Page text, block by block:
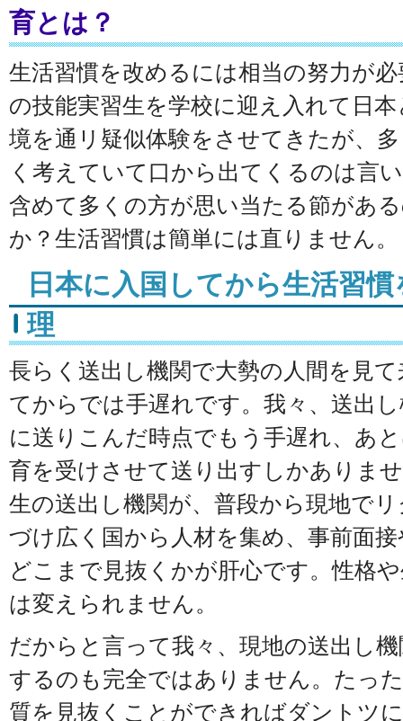
育とは？
生活習慣を改めるには相当の努力が
の技能実習生を学校に迎え入れて日
境を通リ疑似体験をさせてきたが、
く考えていて口から出てくるのは言
含めて多くの方が思い当たる節があ
か？生活習慣は簡単には直りません。
日本に入国してから生活習
理
長らく送出し機関で大勢の人間を見
てからでは手遅れです。我々、送出
に送りこんだ時点でもう手遅れ、あ
育を受けさせて送り出すしかありま
生の送出し機関が、普段から現地で
づけ広く国から人材を集め、事前面
どこまで見抜くかが肝心です。性格
は変えられません。
だからと言って我々、現地の送出し
するのも完全ではありません。たっ
質を見抜くことができればダントツ